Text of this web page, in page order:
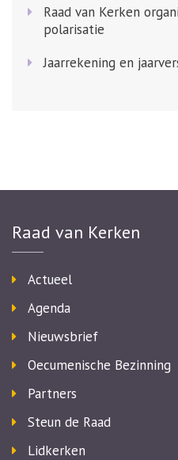
Raad van Kerken
polarisatie
Jaarrekening en
Raad van Kerken
Actueel
Agenda
Nieuwsbrief
Oecumenische Bezinning
Partners
Steun de Raad
Lidkerken